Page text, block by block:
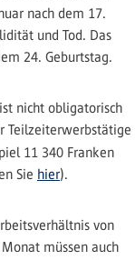
nach dem 17.
und Tod. Das
24. Geburtstag.
nicht obligatorisch
Teilzeiterwerbstätige
11 340 Franken
Sie hier).
von
müssen auch